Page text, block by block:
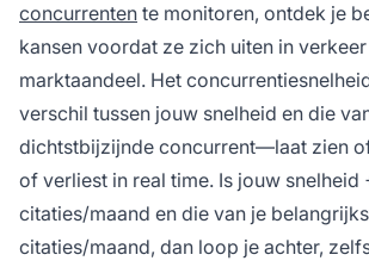
concurrenten te monitoren, ontdek je
kansen voordat ze zich uiten in
marktaandeel. Het
verschil tussen jouw snelheid en die
dichtstbijzijnde concurrent—laat zien
of verliest in real time. Is jouw snelheid
citaties/maand en die van je
citaties/maand, dan loop je achter,